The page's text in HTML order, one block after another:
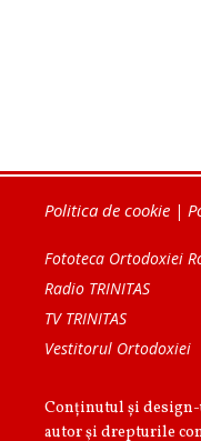
Politica de cookie |
Fototeca Ortodoxiei
Radio TRINITAS
TV TRINITAS
Vestitorul Ortodoxiei
Conținutul și
autor şi drepturile